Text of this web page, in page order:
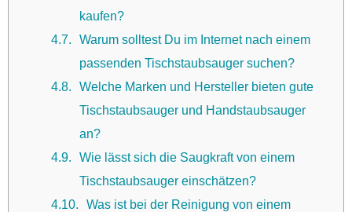
kaufen?
4.7
Warum solltest Du im Internet nach einem
passenden Tischstaubsauger suchen?
4.8
Welche Marken und Hersteller bieten gute
Tischstaubsauger und Handstaubsauger
an?
4.9
Wie lässt sich die Saugkraft von einem
Tischstaubsauger einschätzen?
4.10
Was ist bei der Reinigung von einem